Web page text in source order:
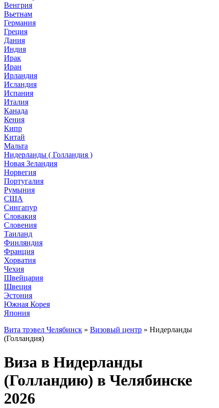
Венгрия
Вьетнам
Германия
Греция
Дания
Индия
Ирак
Иран
Ирландия
Исландия
Испания
Италия
Канада
Кения
Кипр
Китай
Мальта
Нидерланды ( Голландия )
Новая Зеландия
Норвегия
Португалия
Румыния
США
Сингапур
Словакия
Словения
Таиланд
Финляндия
Франция
Хорватия
Чехия
Швейцария
Швеция
Эстония
Южная Корея
Япония
Вита трэвел Челябинск » Визовый центр » Нидерланды
(Голландия)
Виза в Нидерланды
(Голландию) в Челябинске
2026